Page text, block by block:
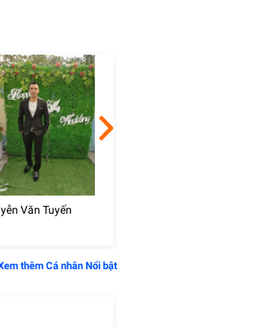
Văn Tuyến
thêm Cá nhân Nổi bật